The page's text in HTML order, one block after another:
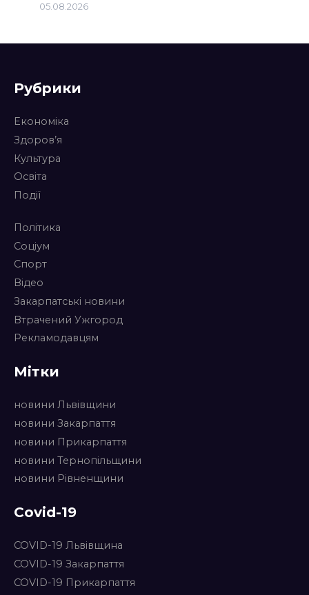
05.08.2026
Рубрики
Економіка
Здоров’я
Культура
Освіта
Події
Політика
Соціум
Спорт
Відео
Закарпатські новини
Втрачений Ужгород
Рекламодавцям
Мітки
новини Львівщини
новини Закарпаття
новини Прикарпаття
новини Тернопільщини
новини Рівненщини
Covid-19
COVID-19 Львівщина
COVID-19 Закарпаття
COVID-19 Прикарпаття